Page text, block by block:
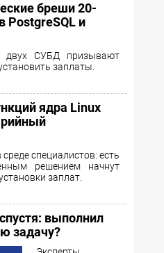
бреши 20-
PostgreSQL и
двух СУБД призывают
заплаты.
ядра Linux
специалистов: есть
решением начнут
заплат.
выполнил
задачу?